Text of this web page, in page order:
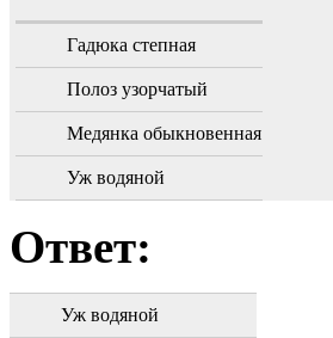
Гадюка степная
Полоз узорчатый
Медянка обыкновенная
Уж водяной
Ответ:
Уж водяной